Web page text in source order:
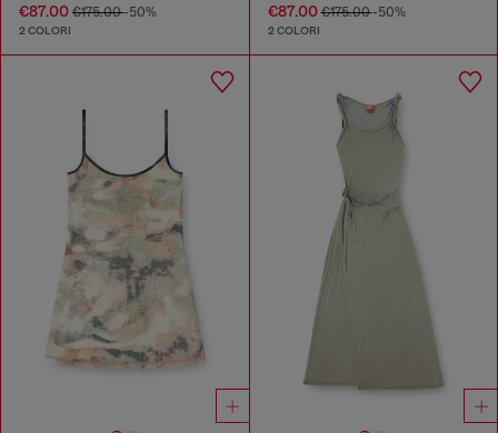
€87.00 €175.00-50%
2 COLORI
€87.00€175.00-50%
2 COLORI